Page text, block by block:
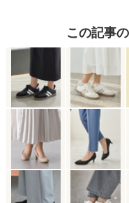
この記事